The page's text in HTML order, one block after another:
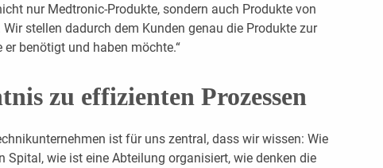
nur Medtronic-Produkte, sondern auch Produkte von
stellen dadurch dem Kunden genau die Produkte zur
er benötigt und haben möchte.“
zu effizienten Prozessen
ist für uns zentral, dass wir wissen: Wie
Spital, wie ist eine Abteilung organisiert, wie denken die